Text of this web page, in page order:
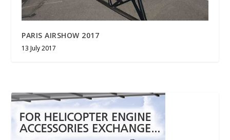
PARIS AIRSHOW 2017
13 July 2017